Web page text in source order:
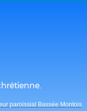
paroissial Bassée Montois